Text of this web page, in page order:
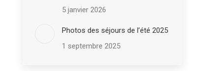
5 janvier 2026
Photos des séjours de l’été 2025
1 septembre 2025